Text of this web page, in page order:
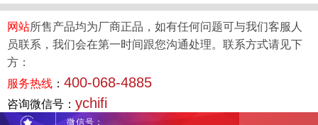
网站所售产品均为厂商正品，如有任何问题可与我们客服人
员联系，我们会在第一时间跟您沟通处理。联系方式请见下
方：
服务热线 ： 400-068-4885
咨询微信号： ychifi
微信号：